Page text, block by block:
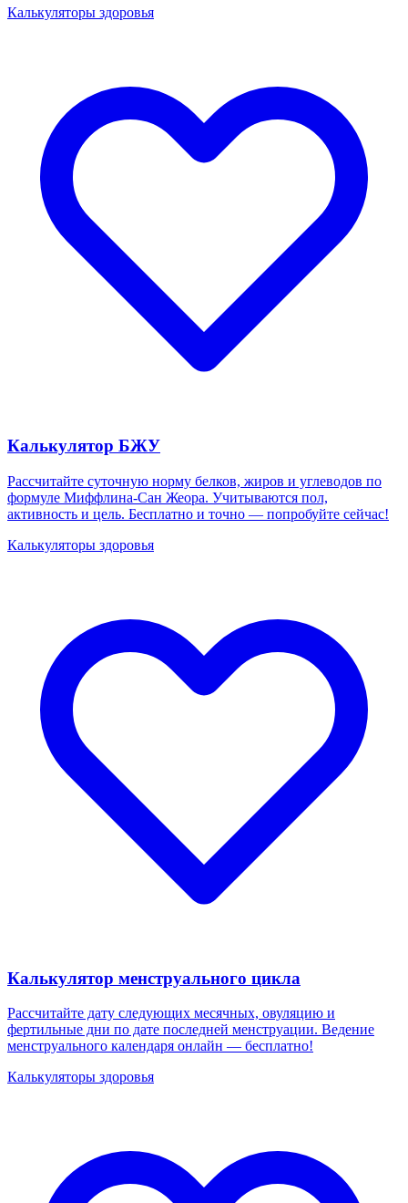
Калькуляторы здоровья
Калькулятор БЖУ
Рассчитайте суточную норму белков, жиров и углеводов по
формуле Миффлина-Сан Жеора. Учитываются пол,
активность и цель. Бесплатно и точно — попробуйте сейчас!
Калькуляторы здоровья
Калькулятор менструального цикла
Рассчитайте дату следующих месячных, овуляцию и
фертильные дни по дате последней менструации. Ведение
менструального календаря онлайн — бесплатно!
Калькуляторы здоровья